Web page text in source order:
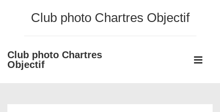
principal
Club photo Chartres Objectif
Club photo Chartres
Objectif
Main